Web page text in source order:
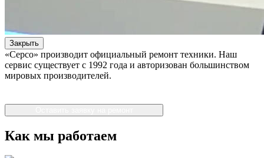
Закрыть
«Серсо» производит официальный ремонт техники. Наш
сервис существует с 1992 года и авторизован большинством
мировых производителей.
Как мы работаем